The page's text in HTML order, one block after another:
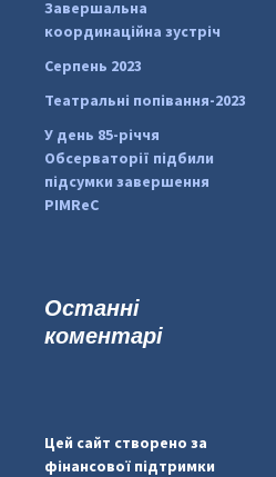
Завершальна
координаційна зустріч
Серпень 2023
Театральні попівання-2023
У день 85-річчя
Обсерваторії підбили
підсумки завершення
PIMReC
Останні
коментарі
Цей сайт створено за
фінансової підтримки